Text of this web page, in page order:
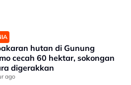
hutan di Gunung
cecah 60 hektar, sokongan
digerakkan
ago